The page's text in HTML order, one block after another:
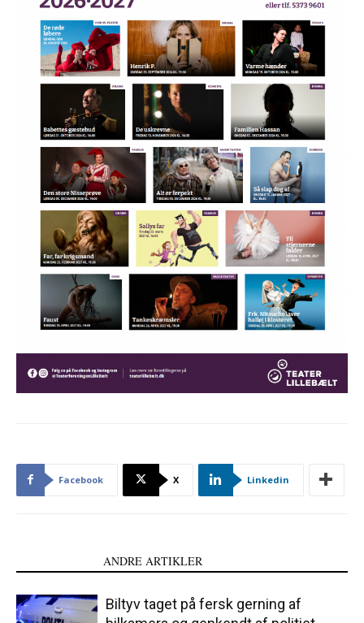
Facebook X Linkedin
ANDRE ARTIKLER
Biltyv taget på fersk gerning af